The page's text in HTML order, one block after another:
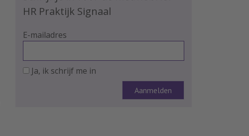
HR Praktijk Signaal
E-mailadres
Ja, ik schrijf me in